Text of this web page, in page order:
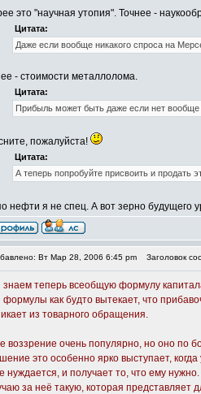
это "научная утопия". Точнее -
Цитата:
Даже если вообще никакого спроса на
- стоимости металлолома.
Цитата:
Прибыль может быть даже если нет вообще
пожалуйста!
Цитата:
А теперь попробуйте присвоить и продать
нефти я не спец. А вот зерно будущего
Вт Мар 28, 2006 6:45 pm Заголовок
теперь всеобщую формулу
формулы как будто вытекает, что
из товарного обращения.
воззрение очень популярно, но оно по
это особенно ярко выступает,
нуждается, и получает то, что ему
за неё такую, которая представляет